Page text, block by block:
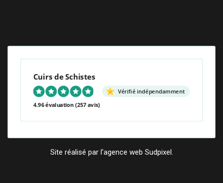
Cuirs de Schistes
Vérifié indépendamment
4.96 évaluation (257 avis)
Site réalisé par l'agence web Sudpixel.